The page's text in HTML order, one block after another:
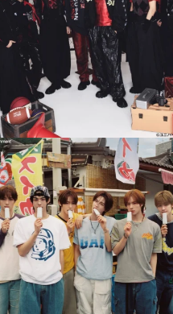
8月 4
4 0
musicjapantv
💡8月特番放送決定！
...
8月 4
6 0